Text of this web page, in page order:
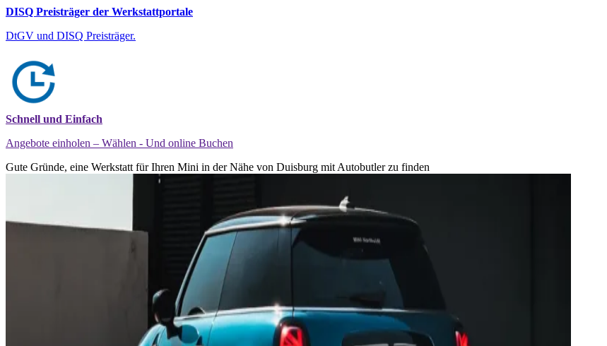
DISQ Preisträger der Werkstattportale
DtGV und DISQ Preisträger.
Schnell und Einfach
Angebote einholen – Wählen - Und online Buchen
Gute Gründe, eine Werkstatt für Ihren Mini in der Nähe von Duisburg mit Autobutler zu finden